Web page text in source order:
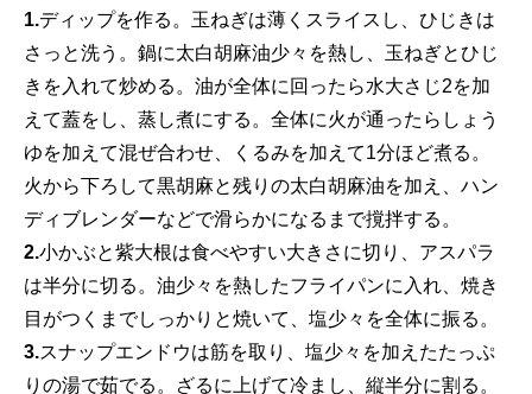
1.ディップを作る。玉ねぎは薄くスライスし、ひじきは
さっと洗う。鍋に太白胡麻油少々を熱し、玉ねぎとひじ
きを入れて炒める。油が全体に回ったら水大さじ2を加
えて蓋をし、蒸し煮にする。全体に火が通ったらしょう
ゆを加えて混ぜ合わせ、くるみを加えて1分ほど煮る。
火から下ろして黒胡麻と残りの太白胡麻油を加え、ハン
ディブレンダーなどで滑らかになるまで撹拌する。
2.小かぶと紫大根は食べやすい大きさに切り、アスパラ
は半分に切る。油少々を熱したフライパンに入れ、焼き
目がつくまでしっかりと焼いて、塩少々を全体に振る。
3.スナップエンドウは筋を取り、塩少々を加えたたっぷ
りの湯で茹でる。ざるに上げて冷まし、縦半分に割る。